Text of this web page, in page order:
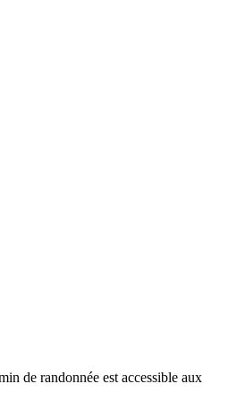
de randonnée est accessible aux